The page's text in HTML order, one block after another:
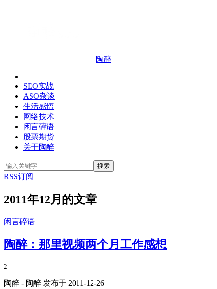
陶醉
SEO实战
ASO杂谈
生活感悟
网络技术
闲言碎语
股票期货
关于陶醉
RSS订阅
2011年12月的文章
闲言碎语
陶醉：那里视频两个月工作感想
2
陶醉 - 陶醉 发布于 2011-12-26